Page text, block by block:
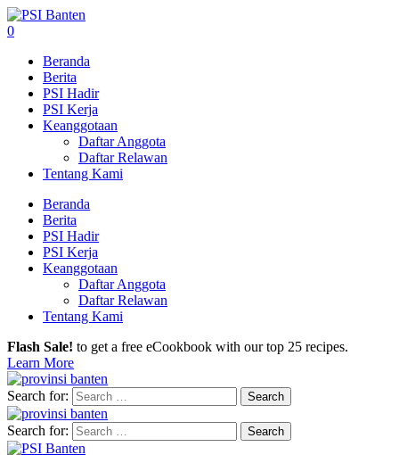
0
Beranda
Berita
PSI Hadir
PSI Kerja
Keanggotaan
Daftar Anggota
Daftar Relawan
Tentang Kami
Beranda
Berita
PSI Hadir
PSI Kerja
Keanggotaan
Daftar Anggota
Daftar Relawan
Tentang Kami
Flash Sale! to get a free eCookbook with our top 25 recipes.
Learn More
Search for:
Search for: